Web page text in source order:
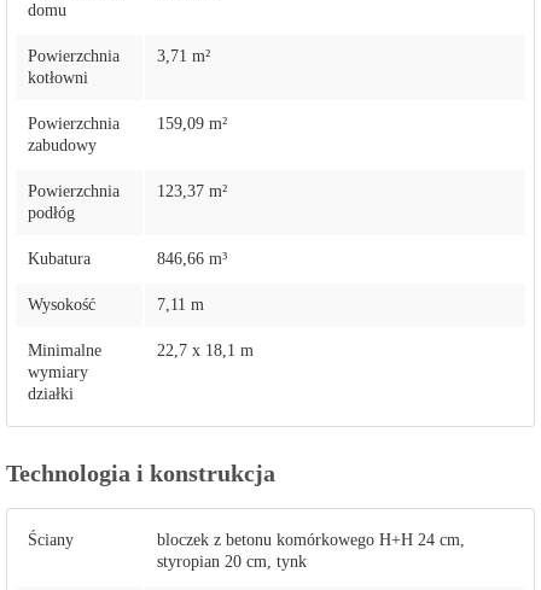
domu
Powierzchnia
kotłowni
3,71 m²
Powierzchnia
zabudowy
159,09 m²
Powierzchnia
podłóg
123,37 m²
Kubatura 846,66 m³
Wysokość 7,11 m
Minimalne
wymiary
działki
22,7 x 18,1 m
Technologia i konstrukcja
Ściany
bloczek z betonu komórkowego H+H 24 cm,
styropian 20 cm, tynk